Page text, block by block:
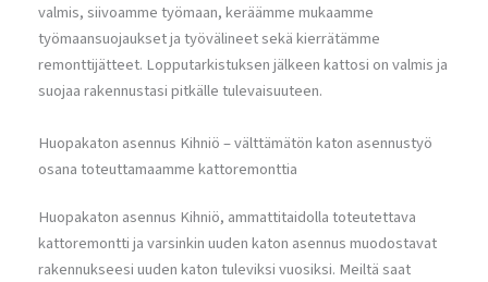
valmis, siivoamme työmaan, keräämme mukaamme
työmaansuojaukset ja työvälineet sekä kierrätämme
remonttijätteet. Lopputarkistuksen jälkeen kattosi on valmis ja
suojaa rakennustasi pitkälle tulevaisuuteen.
Huopakaton asennus Kihniö – välttämätön katon asennustyö
osana toteuttamaamme kattoremonttia
Huopakaton asennus Kihniö, ammattitaidolla toteutettava
kattoremontti ja varsinkin uuden katon asennus muodostavat
rakennukseesi uuden katon tuleviksi vuosiksi. Meiltä saat